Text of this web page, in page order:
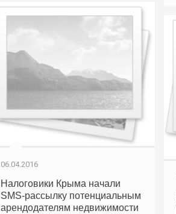
06.04.2016
Налоговики Крыма начали
SMS-рассылку потенциальным
арендодателям недвижимости